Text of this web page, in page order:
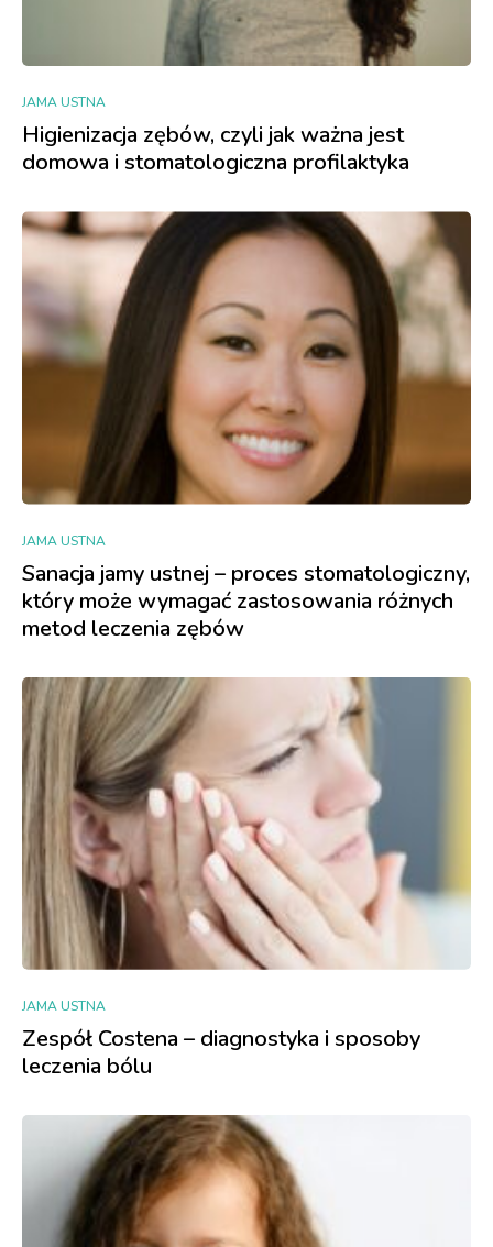
JAMA USTNA
Higienizacja zębów, czyli jak ważna jest
domowa i stomatologiczna profilaktyka
JAMA USTNA
Sanacja jamy ustnej – proces stomatologiczny,
który może wymagać zastosowania różnych
metod leczenia zębów
JAMA USTNA
Zespół Costena – diagnostyka i sposoby
leczenia bólu